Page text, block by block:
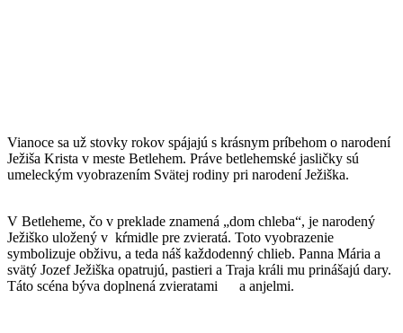
Vianoce sa už stovky rokov spájajú s krásnym príbehom o narodení
Ježiša Krista v meste Betlehem. Práve betlehemské jasličky sú
umeleckým vyobrazením Svätej rodiny pri narodení Ježiška.
V Betleheme, čo v preklade znamená „dom chleba“, je narodený
Ježiško uložený v kŕmidle pre zvieratá. Toto vyobrazenie
symbolizuje obživu, a teda náš každodenný chlieb. Panna Mária a
svätý Jozef Ježiška opatrujú, pastieri a Traja králi mu prinášajú dary.
Táto scéna býva doplnená zvieratami a anjelmi.